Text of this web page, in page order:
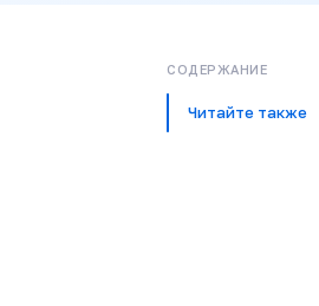
СОДЕРЖАНИЕ
Читайте также